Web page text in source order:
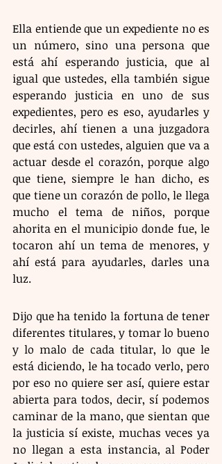
Ella entiende que un expediente no es
un número, sino una persona que
está ahí esperando justicia, que al
igual que ustedes, ella también sigue
esperando justicia en uno de sus
expedientes, pero es eso, ayudarles y
decirles, ahí tienen a una juzgadora
que está con ustedes, alguien que va a
actuar desde el corazón, porque algo
que tiene, siempre le han dicho, es
que tiene un corazón de pollo, le llega
mucho el tema de niños, porque
ahorita en el municipio donde fue, le
tocaron ahí un tema de menores, y
ahí está para ayudarles, darles una
luz.
Dijo que ha tenido la fortuna de tener
diferentes titulares, y tomar lo bueno
y lo malo de cada titular, lo que le
está diciendo, le ha tocado verlo, pero
por eso no quiere ser así, quiere estar
abierta para todos, decir, sí podemos
caminar de la mano, que sientan que
la justicia sí existe, muchas veces ya
no llegan a esta instancia, al Poder